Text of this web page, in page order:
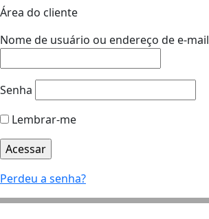
Área do cliente
Nome de usuário ou endereço de e-mail
Senha
Lembrar-me
Perdeu a senha?